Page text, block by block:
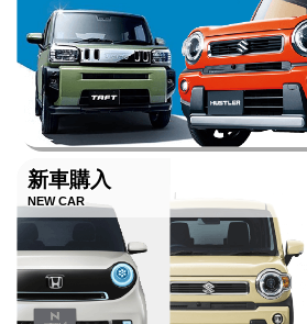
新車購入
NEW CAR